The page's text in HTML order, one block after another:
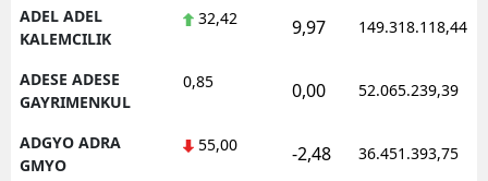
ADEL ADEL
KALEMCILIK
32,42 9,97 149.318.118,44
ADESE ADESE
GAYRIMENKUL
0,85 0,00 52.065.239,39
ADGYO ADRA
GMYO
55,00 -2,48 36.451.393,75